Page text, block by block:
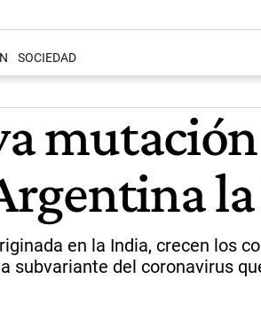
SOCIEDAD
en la India, crecen los
subvariante del coronavirus